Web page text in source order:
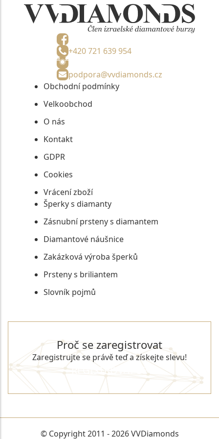
+420 721 639 954
podpora@vvdiamonds.cz
Obchodní podmínky
Velkoobchod
O nás
Kontakt
GDPR
Cookies
Vrácení zboží
Šperky s diamanty
Zásnubní prsteny s diamantem
Diamantové náušnice
Zakázková výroba šperků
Prsteny s briliantem
Slovník pojmů
Proč se zaregistrovat
Zaregistrujte se právě teď a získejte slevu!
REGISTROVAT SE
© Copyright 2011 - 2026 VVDiamonds